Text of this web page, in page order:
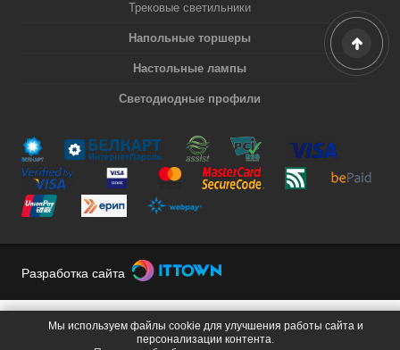
Трековые светильники
Напольные торшеры
Настольные лампы
Светодиодные профили
Разработка сайта
Мы используем файлы cookie для улучшения работы сайта и
персонализации контента.